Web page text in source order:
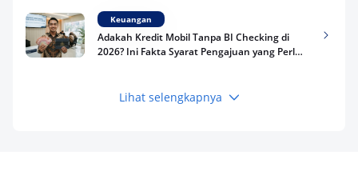
Keuangan
Adakah Kredit Mobil Tanpa BI Checking di
2026? Ini Fakta Syarat Pengajuan yang Perlu
Keuangan
Lihat selengkapnya